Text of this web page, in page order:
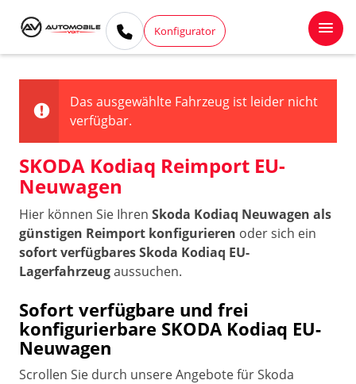
Konfigurator
Das ausgewählte Fahrzeug ist leider nicht
verfügbar.
SKODA Kodiaq Reimport EU-
Neuwagen
Hier können Sie Ihren Skoda Kodiaq Neuwagen als
günstigen Reimport konfigurieren oder sich ein
sofort verfügbares Skoda Kodiaq EU-
Lagerfahrzeugaussuchen.
Sofort verfügbare und frei
konfigurierbare SKODA Kodiaq EU-
Neuwagen
Scrollen Sie durch unsere Angebote für Skoda